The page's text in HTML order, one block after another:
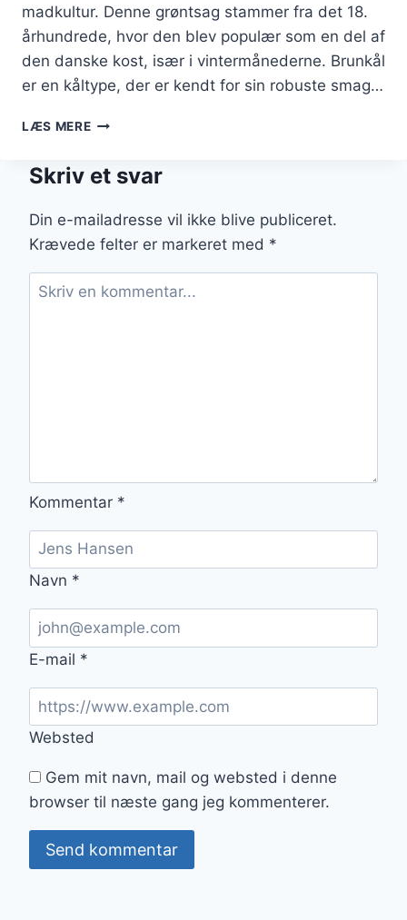
madkultur. Denne grøntsag stammer fra det 18.
århundrede, hvor den blev populær som en del af
den danske kost, især i vintermånederne. Brunkål
er en kåltype, der er kendt for sin robuste smag…
LÆS MEREBRUNKÅL
OG
Skriv et svar
Din e-mailadresse vil ikke blive publiceret.
Krævede felter er markeret med *
Kommentar *
Navn *
E-mail *
Websted
Gem mit navn, mail og websted i denne
browser til næste gang jeg kommenterer.